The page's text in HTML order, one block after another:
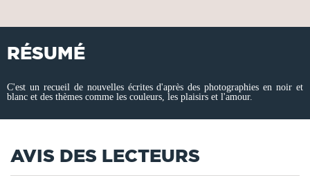
RÉSUMÉ
C'est un recueil de nouvelles écrites d'après des photographies en noir et
blanc et des thèmes comme les couleurs, les plaisirs et l'amour.
AVIS DES LECTEURS